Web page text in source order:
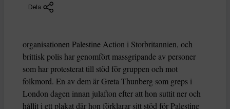
Dela
organisationen Palestine Action i Storbritannien, och
brittisk polis har genomfört massgripande av personer
som har protesterat till stöd för gruppen och mot
folkmord. En av dem är Greta Thunberg som greps i
London dagen innan julafton efter att hon suttit ner och
hållit i ett plakat där hon förklarar sitt stöd för Palestine